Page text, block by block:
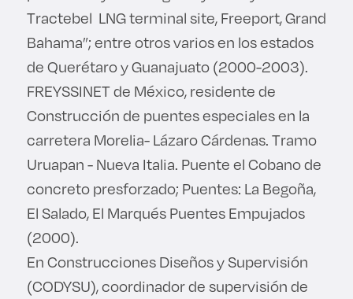
Tractebel LNG terminal site, Freeport, Grand
Bahama”; entre otros varios en los estados
de Querétaro y Guanajuato (2000-2003).
FREYSSINET de México, residente de
Construcción de puentes especiales en la
carretera Morelia- Lázaro Cárdenas. Tramo
Uruapan - Nueva Italia. Puente el Cobano de
concreto presforzado; Puentes: La Begoña,
El Salado, El Marqués Puentes Empujados
(2000).
En Construcciones Diseños y Supervisión
(CODYSU), coordinador de supervisión de